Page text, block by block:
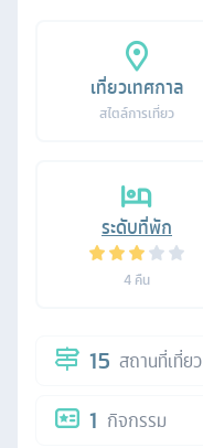
เที่ยวเทศกาล
สไตล์การเที่ยว
ระดับที่พัก
4 คืน
15 สถานที่เที่ยว
1 กิจกรรม